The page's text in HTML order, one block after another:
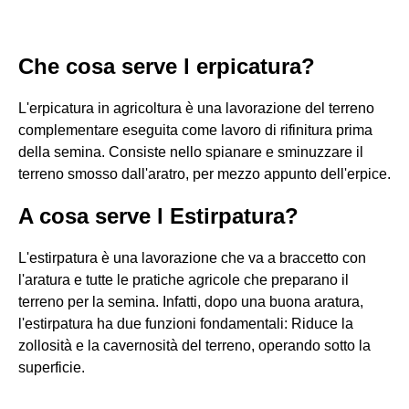
Che cosa serve l erpicatura?
L'erpicatura in agricoltura è una lavorazione del terreno
complementare eseguita come lavoro di rifinitura prima
della semina. Consiste nello spianare e sminuzzare il
terreno smosso dall'aratro, per mezzo appunto dell'erpice.
A cosa serve l Estirpatura?
L'estirpatura è una lavorazione che va a braccetto con
l'aratura e tutte le pratiche agricole che preparano il
terreno per la semina. Infatti, dopo una buona aratura,
l'estirpatura ha due funzioni fondamentali: Riduce la
zollosità e la cavernosità del terreno, operando sotto la
superficie.